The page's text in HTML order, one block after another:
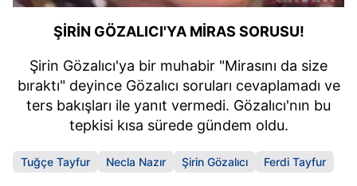
ŞİRİN GÖZALICI'YA MİRAS SORUSU!
Şirin Gözalıcı'ya bir muhabir "Mirasını da size
bıraktı" deyince Gözalıcı soruları cevaplamadı ve
ters bakışları ile yanıt vermedi. Gözalıcı'nın bu
tepkisi kısa sürede gündem oldu.
Tuğçe Tayfur Necla Nazır Şirin Gözalıcı Ferdi Tayfur